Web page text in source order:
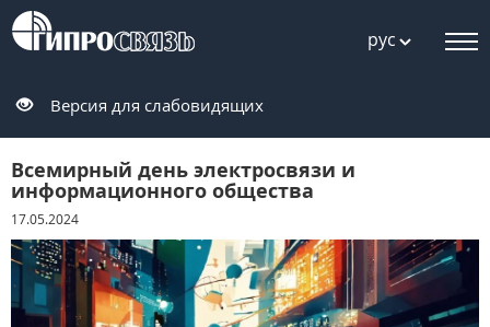
рус
Версия для слабовидящих
Всемирный день электросвязи и
информационного общества
17.05.2024